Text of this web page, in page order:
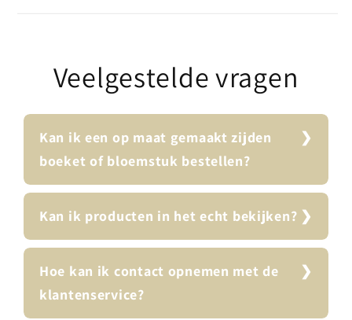
Veelgestelde vragen
Kan ik een op maat gemaakt zijden
boeket of bloemstuk bestellen?
Kan ik producten in het echt bekijken?
Hoe kan ik contact opnemen met de
klantenservice?